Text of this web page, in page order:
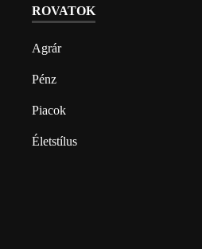
ROVATOK
Agrár
Pénz
Piacok
Életstílus